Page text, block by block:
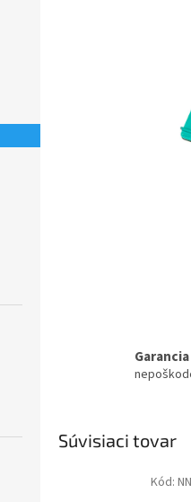
Súvisiaci tovar
Kód: